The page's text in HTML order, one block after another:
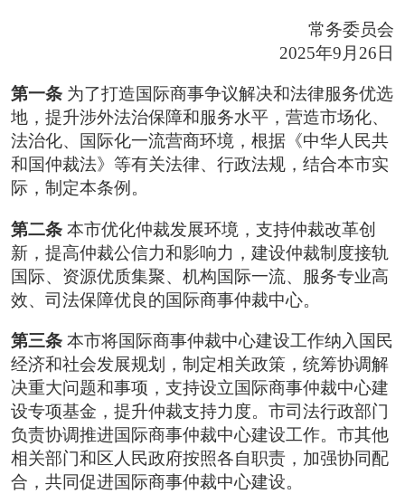
常务委员会
2025年9月26日
第一条为了打造国际商事争议解决和法律服务优选
地，提升涉外法治保障和服务水平，营造市场化、
法治化、国际化一流营商环境，根据《中华人民共
和国仲裁法》等有关法律、行政法规，结合本市实
际，制定本条例。
第二条本市优化仲裁发展环境，支持仲裁改革创
新，提高仲裁公信力和影响力，建设仲裁制度接轨
国际、资源优质集聚、机构国际一流、服务专业高
效、司法保障优良的国际商事仲裁中心。
第三条本市将国际商事仲裁中心建设工作纳入国民
经济和社会发展规划，制定相关政策，统筹协调解
决重大问题和事项，支持设立国际商事仲裁中心建
设专项基金，提升仲裁支持力度。市司法行政部门
负责协调推进国际商事仲裁中心建设工作。市其他
相关部门和区人民政府按照各自职责，加强协同配
合，共同促进国际商事仲裁中心建设。